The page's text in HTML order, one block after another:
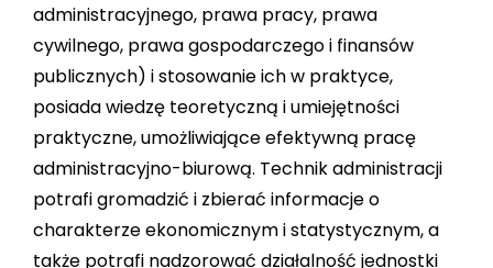
administracyjnego, prawa pracy, prawa
cywilnego, prawa gospodarczego i finansów
publicznych) i stosowanie ich w praktyce,
posiada wiedzę teoretyczną i umiejętności
praktyczne, umożliwiające efektywną pracę
administracyjno-biurową. Technik administracji
potrafi gromadzić i zbierać informacje o
charakterze ekonomicznym i statystycznym, a
także potrafi nadzorować działalność jednostki